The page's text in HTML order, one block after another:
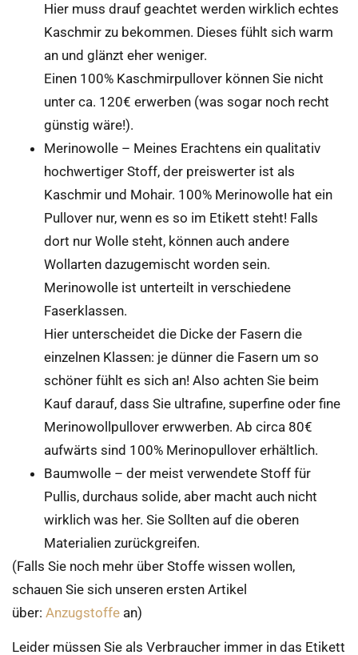
Hier muss drauf geachtet werden wirklich echtes
Kaschmir zu bekommen. Dieses fühlt sich warm
an und glänzt eher weniger.
Einen 100% Kaschmirpullover können Sie nicht
unter ca. 120€ erwerben (was sogar noch recht
günstig wäre!).
Merinowolle – Meines Erachtens ein qualitativ
hochwertiger Stoff, der preiswerter ist als
Kaschmir und Mohair. 100% Merinowolle hat ein
Pullover nur, wenn es so im Etikett steht! Falls
dort nur Wolle steht, können auch andere
Wollarten dazugemischt worden sein.
Merinowolle ist unterteilt in verschiedene
Faserklassen.
Hier unterscheidet die Dicke der Fasern die
einzelnen Klassen: je dünner die Fasern um so
schöner fühlt es sich an! Also achten Sie beim
Kauf darauf, dass Sie ultrafine, superfine oder fine
Merinowollpullover erwwerben. Ab circa 80€
aufwärts sind 100% Merinopullover erhältlich.
Baumwolle – der meist verwendete Stoff für
Pullis, durchaus solide, aber macht auch nicht
wirklich was her. Sie Sollten auf die oberen
Materialien zurückgreifen.
(Falls Sie noch mehr über Stoffe wissen wollen,
schauen Sie sich unseren ersten Artikel
über: Anzugstoffe an)
Leider müssen Sie als Verbraucher immer in das Etikett